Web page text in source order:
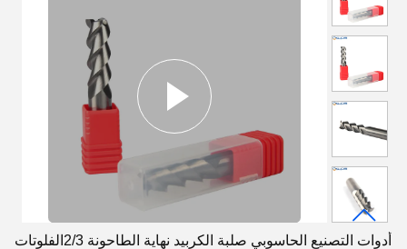
أدوات التصنيع الحاسوبي صلبة الكربيد نهاية الطاحونة 2/3الفلوتات